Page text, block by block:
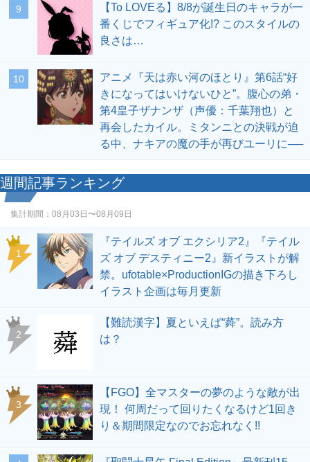
9
【To LOVEる】8/8が誕生日のキャラが一
番くじでフィギュア化!? このスタイルの
良さは…
10
アニメ『天は赤い河のほとり』第6話“好
きになってはいけないひと”。腹心の弟・
第4皇子ザナンザ（声優：千葉翔也）と
再会したカイル。ミタンニとの決戦が迫
る中、ナキアの魔の手が再びユーリに──
週間記事ランキング
集計期間： 08月03日〜08月09日
1
『テイルズ オブ エクシリア2』『テイル
ズ オブ デスティニー2』新イラストが解
禁。ufotable×ProductionIGの描き下ろし
イラスト企画は毎月更新
2
【難読漢字】夏といえば“蕣”。読み方
は？
3
【FGO】全マスターの夢のような敵が出
現！ 何周だって回りたくなるけど1回き
り＆期間限定なのでお忘れなく!!